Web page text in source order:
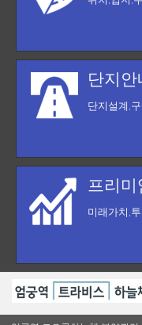
단지안
단지설계,
프리미
미래가치,